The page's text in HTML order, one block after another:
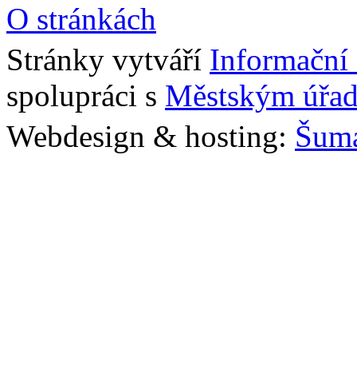
O stránkách
Stránky vytváří Informační
spolupráci s Městským
Webdesign & hosting: